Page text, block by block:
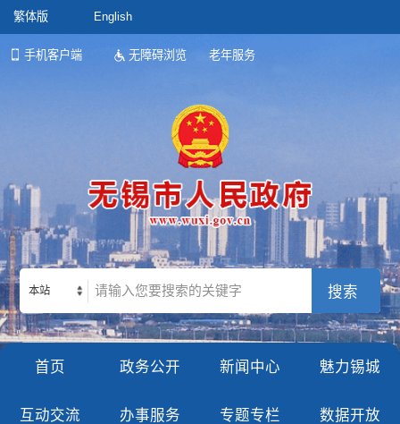
繁体版 English
手机客户端 无障碍浏览 老年服务
本站
首页 政务公开 新闻中心 魅力锡城
互动交流 办事服务 专题专栏 数据开放